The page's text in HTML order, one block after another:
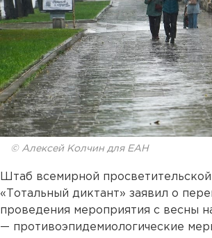
© Алексей Колчин для ЕАН
Штаб всемирной
«Тотальный диктант» заявил о
проведения мероприятия с весны
— противоэпидемиологические